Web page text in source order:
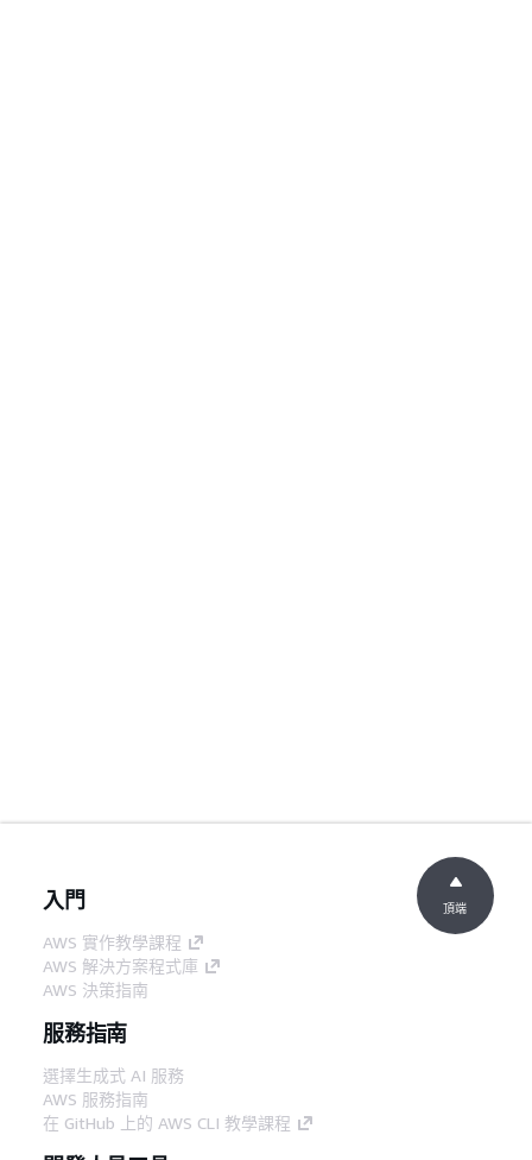
入門
AWS 實作教學課程
AWS 解決方案程式庫
AWS 決策指南
服務指南
選擇生成式 AI 服務
AWS 服務指南
在 GitHub 上的 AWS CLI 教學課程
頂端